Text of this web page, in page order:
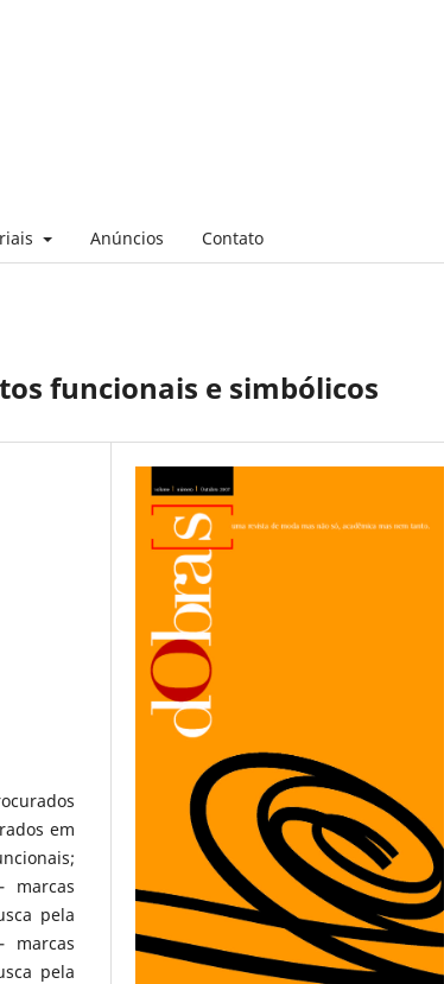
Anúncios Contato
funcionais e simbólicos
em
marcas
pela
marcas
pela